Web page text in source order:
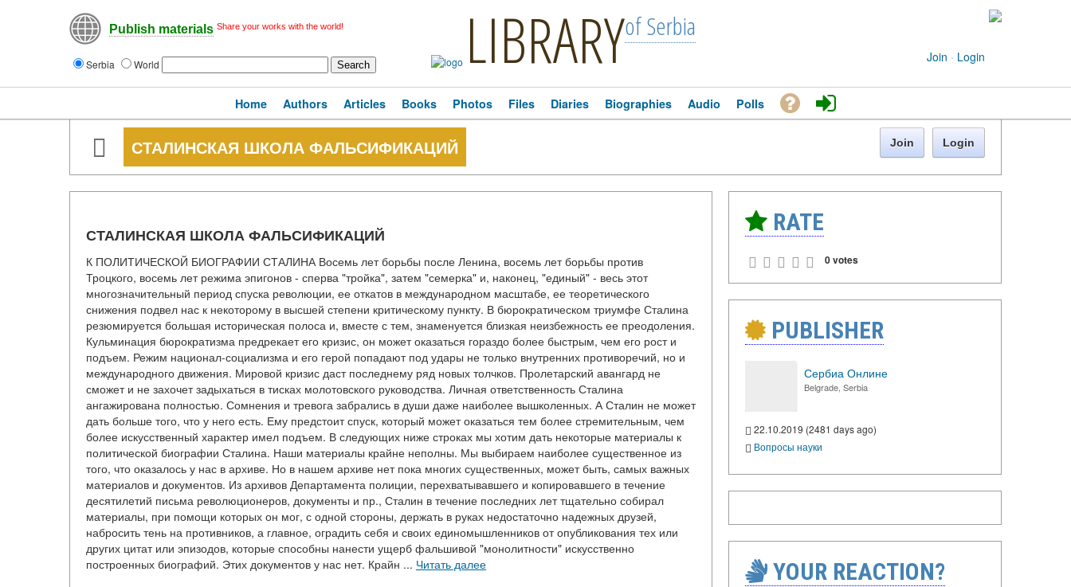
Publish materials Share your works with the world!
Serbia World LIBRARYof Serbia
Join · Login
Home Authors Articles Books Photos Files Diaries Biographies Audio Polls
СТАЛИНСКАЯ ШКОЛА ФАЛЬСИФИКАЦИЙ Join Login
СТАЛИНСКАЯ ШКОЛА ФАЛЬСИФИКАЦИЙ
К ПОЛИТИЧЕСКОЙ БИОГРАФИИ СТАЛИНА Восемь лет борьбы после Ленина, восемь лет борьбы против
Троцкого, восемь лет режима эпигонов - сперва "тройка", затем "семерка" и, наконец, "единый" - весь этот
многозначительный период спуска революции, ее откатов в международном масштабе, ее теоретического
снижения подвел нас к некоторому в высшей степени критическому пункту. В бюрократическом триумфе Сталина
резюмируется большая историческая полоса и, вместе с тем, знаменуется близкая неизбежность ее преодоления.
Кульминация бюрократизма предрекает его кризис, он может оказаться гораздо более быстрым, чем его рост и
подъем. Режим национал-социализма и его герой попадают под удары не только внутренних противоречий, но и
международного движения. Мировой кризис даст последнему ряд новых толчков. Пролетарский авангард не
сможет и не захочет задыхаться в тисках молотовского руководства. Личная ответственность Сталина
ангажирована полностью. Сомнения и тревога забрались в души даже наиболее вышколенных. А Сталин не может
дать больше того, что у него есть. Ему предстоит спуск, который может оказаться тем более стремительным, чем
более искусственный характер имел подъем. В следующих ниже строках мы хотим дать некоторые материалы к
политической биографии Сталина. Наши материалы крайне неполны. Мы выбираем наиболее существенное из
того, что оказалось у нас в архиве. Но в нашем архиве нет пока многих существенных, может быть, самых важных
материалов и документов. Из архивов Департамента полиции, перехватывавшего и копировавшего в течение
десятилетий письма революционеров, документы и пр., Сталин в течение последних лет тщательно собирал
материалы, при помощи которых он мог, с одной стороны, держать в руках недостаточно надежных друзей,
набросить тень на противников, а главное, оградить себя и своих единомышленников от опубликования тех или
других цитат или эпизодов, которые способны нанести ущерб фальшивой "монолитности" искусственно
построенных биографий. Этих документов у нас нет. Крайн ... Читать далее
RATE
0 votes
PUBLISHER
Сербиа Онлине
Belgrade, Serbia
22.10.2019 (2481 days ago)
Вопросы науки
YOUR REACTION?